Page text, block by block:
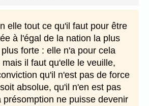
elle tout ce qu'il faut pour être
à l'égal de la nation la plus
forte : elle n'a pour cela
il faut qu'elle le veuille,
qu'il n'est pas de force
absolue, qu'il n'en est pas
présomption ne puisse devenir